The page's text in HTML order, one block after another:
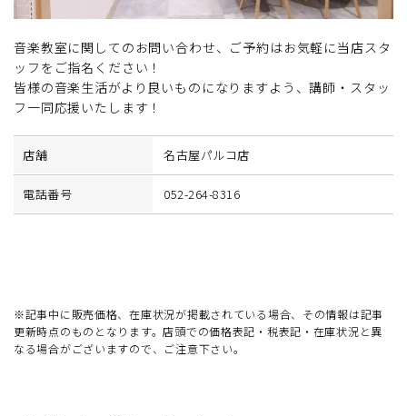
音楽教室に関してのお問い合わせ、ご予約はお気軽に当店スタ
ッフをご指名ください！
皆様の音楽生活がより良いものになりますよう、講師・スタッ
フ一同応援いたします！
店舗 名古屋パルコ店
電話番号 052-264-8316
※記事中に販売価格、在庫状況が掲載されている場合、その情報は記事
更新時点のものとなります。店頭での価格表記・税表記・在庫状況と異
なる場合がございますので、ご注意下さい。